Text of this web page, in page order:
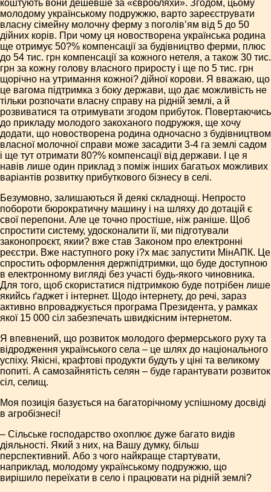
коштують вони дешевше за «євробляхи». Згодом, цьому
молодому українському подружжю, варто зареєструвати
власну сімейну молочну ферму з поголів’ям від 5 до 50
дійних корів. При чому ця новостворена українська родина
ще отримує 50?% компенсації за будівництво ферми, плюс
до 54 тис. грн компенсації за кожного нетеля, а також 30 тис.
грн за кожну голову власного приросту і ще по 5 тис. грн
щорічно на утримання кожноі? дійної корови. Я вважаю, що
це вагома підтримка з боку держави, що дає можливість не
тільки розпочати власну справу на рідній землі, а й
розвиватися та отримувати згодом прибуток. Повертаючись
до прикладу молодого закоханого подружжя, ще хочу
додати, що новостворена родина одночасно з будівництвом
власної молочної справи може засадити 3-4 га землі садом
і ще тут отримати 80?% компенсації від держави. І це я
навів лише один приклад з поміж інших багатьох можливих
варіантів розвитку прибуткового бізнесу в селі.
Безумовно, залишаються й деякі складнощі. Непросто
побороти бюрократичну машину і на шляху до дотацій є
свої перепони. Але це точно простіше, ніж раніше. Щоб
спростити систему, удосконалити її, ми підготували
законопроєкт, якии? вже став Законом про електронні
реєстри. Вже наступного року і?х має запустити МінАПК. Це
спростить оформлення держпідтримки, що буде доступною
в електронному вигляді без участі будь-якого чиновника.
Для того, щоб скористатися підтримкою буде потрібен лише
якийсь ґаджет і інтернет. Щодо інтернету, до речі, зараз
активно впроваджується програма Президента, у рамках
якої 15 000 сіл забезпечать швидкісним інтернетом.
Я впевнений, що розвиток молодого фермерського руху та
відродження українського села – це шлях до національного
успіху. Якісні, крафтові продукти будуть у ціні та великому
попиті. А самозайнятість селян – буде гарантувати розвиток
сіл, селищ.
Моя позиція базується на багаторічному успішному досвіді
в агробізнесі!
– Сільське господарство охоплює дуже багато видів
діяльності. Який з них, на Вашу думку, більш
перспективний. Або з чого найкраще стартувати,
наприклад, молодому українському подружжю, що
вирішило переїхати в село і працювати на рідній землі?